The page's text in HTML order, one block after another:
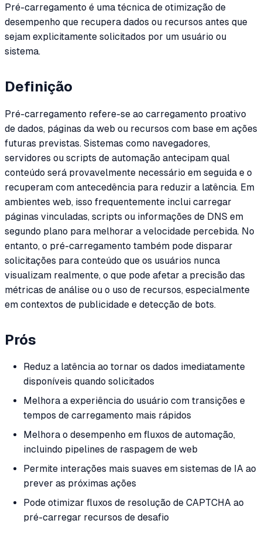
Pré-carregamento é uma técnica de otimização de
desempenho que recupera dados ou recursos antes que
sejam explicitamente solicitados por um usuário ou
sistema.
Definição
Pré-carregamento refere-se ao carregamento proativo
de dados, páginas da web ou recursos com base em ações
futuras previstas. Sistemas como navegadores,
servidores ou scripts de automação antecipam qual
conteúdo será provavelmente necessário em seguida e o
recuperam com antecedência para reduzir a latência. Em
ambientes web, isso frequentemente inclui carregar
páginas vinculadas, scripts ou informações de DNS em
segundo plano para melhorar a velocidade percebida. No
entanto, o pré-carregamento também pode disparar
solicitações para conteúdo que os usuários nunca
visualizam realmente, o que pode afetar a precisão das
métricas de análise ou o uso de recursos, especialmente
em contextos de publicidade e detecção de bots.
Prós
Reduz a latência ao tornar os dados imediatamente
disponíveis quando solicitados
Melhora a experiência do usuário com transições e
tempos de carregamento mais rápidos
Melhora o desempenho em fluxos de automação,
incluindo pipelines de raspagem de web
Permite interações mais suaves em sistemas de IA ao
prever as próximas ações
Pode otimizar fluxos de resolução de CAPTCHA ao
pré-carregar recursos de desafio